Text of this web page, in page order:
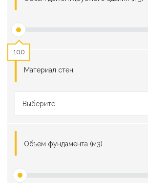
100
Материал стен:
Выберите
Объем фундамента (м3)